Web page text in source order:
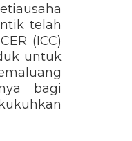
telah
(ICC)
untuk
bagi